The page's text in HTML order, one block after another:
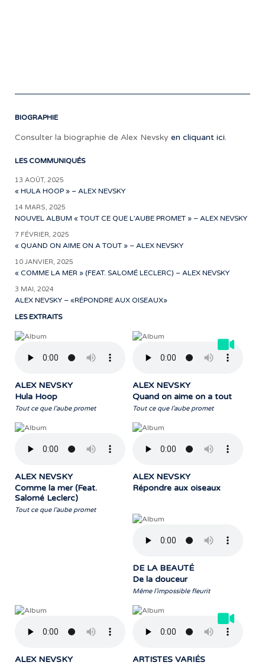
BIOGRAPHIE
Consulter la biographie de Alex Nevsky en cliquant ici.
LES COMMUNIQUÉS
13 AOÛT, 2025
« HULA HOOP » – ALEX NEVSKY
14 MARS, 2025
NOUVEL ALBUM « TOUT CE QUE L’AUBE PROMET » – ALEX NEVSKY
7 FÉVRIER, 2025
« QUAND ON AIME ON A TOUT » – ALEX NEVSKY
10 JANVIER, 2025
« COMME LA MER » (FEAT. SALOMÉ LECLERC) – ALEX NEVSKY
3 MAI, 2024
ALEX NEVSKY – «RÉPONDRE AUX OISEAUX»
LES EXTRAITS
ALEX NEVSKY
Hula Hoop
Tout ce que l'aube promet
ALEX NEVSKY
Quand on aime on a tout
Tout ce que l'aube promet
ALEX NEVSKY
Comme la mer (Feat.
Salomé Leclerc)
Tout ce que l'aube promet
ALEX NEVSKY
Répondre aux oiseaux
DE LA BEAUTÉ
De la douceur
Même l'impossible fleurit
ALEX NEVSKY
ARTISTES VARIÉS